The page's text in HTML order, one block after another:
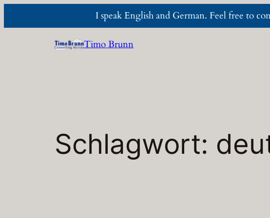
I speak English and German. Feel free to
Timo Brunn
Schlagwort: